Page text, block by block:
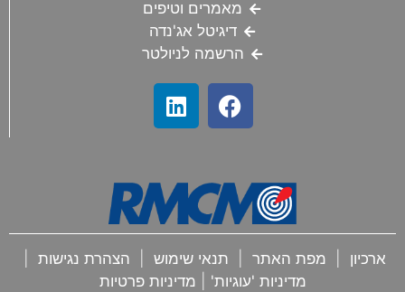
מאמרים וטיפים
דיגיטל אג'נדה
הרשמה לניולטר
ארכיון מפת האתר תנאי שימוש הצהרת נגישות
מדיניות 'עוגיות'
מדיניות פרטיות